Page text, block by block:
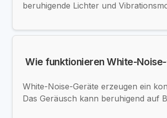
beruhigende Lichter und
Wie funktionieren White-
White-Noise-Geräte erzeugen ein
Das Geräusch kann beruhigend auf